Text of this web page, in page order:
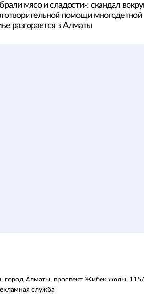
мясо и сладости»: скандал
помощи многодетной
разгорается в Алматы
город Алматы, проспект Жибек жолы,
служба